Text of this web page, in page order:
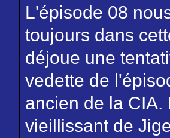
L'épisode 08
toujours dans
déjoue une
vedette de
ancien de la CIA.
vieillissant de